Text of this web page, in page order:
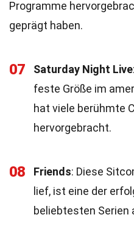
Programme
geprägt haben.
07 Saturday Night Live
feste Größe im
hat viele berühmte
hervorgebracht.
08 Friends: Diese
lief, ist eine der
beliebtesten Serien